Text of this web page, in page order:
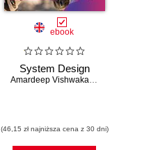
ebook
System Design
Amardeep Vishwakarma
(46,15 zł najniższa cena z 30 dni)